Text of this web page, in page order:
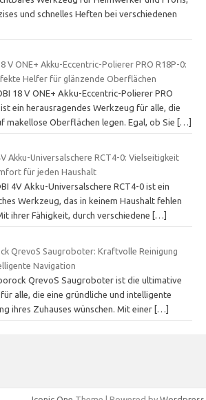
und schnelles Heften bei verschiedenen
V ONE+ Akku-Eccentric-Polierer PRO R18P-0:
Helfer für glänzende Oberflächen
18 V ONE+ Akku-Eccentric-Polierer PRO
ist ein herausragendes Werkzeug für alle, die
makellose Oberflächen legen. Egal, ob Sie […]
Akku-Universalschere RCT4-0: Vielseitigkeit
für jeden Haushalt
4V Akku-Universalschere RCT4-0 ist ein
Werkzeug, das in keinem Haushalt fehlen
ihrer Fähigkeit, durch verschiedene
[…]
QrevoS Saugroboter: Kraftvolle Reinigung
Navigation
QrevoS Saugroboter ist die ultimative
alle, die eine gründliche und intelligente
ihres Zuhauses wünschen. Mit einer […]